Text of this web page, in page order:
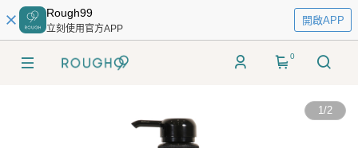
Rough99
立刻使用官方APP
開啟APP
0
1/2